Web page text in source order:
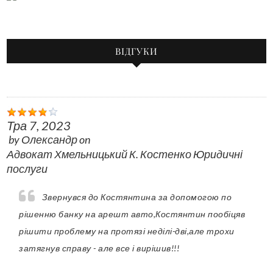
ВІДГУКИ
Тра 7, 2023
byОлександрon
Адвокат Хмельницький К. Костенко Юридичні
послуги
Звернувся до Костянтина за допомогою по
рішенню банку на арешт авто,Костянтин пообіцяв
рішити проблему на протязі неділі-дві,але трохи
затягнув справу - але все і вирішив!!!